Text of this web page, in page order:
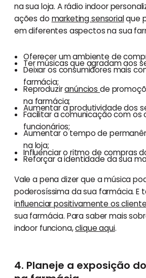
na sua loja. A rádio indoor
ações do marketing sensorialque
em diferentes aspectos na sua
Oferecer um ambiente de
Ter músicas que agradam aos
Deixar os consumidores mais
farmácia;
Reproduziranúnciosde
na farmácia;
Aumentar a produtividade dos
Facilitar a comunicação com os
funcionários;
Aumentar o tempo de
na loja;
Influenciar o ritmo de compras
Reforçar a identidade da sua
Vale a pena dizer que a música
poderosíssima da sua farmácia. E
influenciar positivamente os
sua farmácia. Para saber mais
indoor funciona,clique aqui.
4. Planeje a exposição